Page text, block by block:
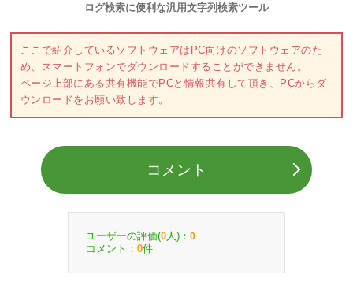
ログ検索に便利な汎用文字列検索ツール
ここで紹介しているソフトウェアはPC向けのソフトウェアのた
め、スマートフォンでダウンロードすることができません。
ページ上部にある共有機能でPCと情報共有して頂き、PCからダ
ウンロードをお願い致します。
コメント
ユーザーの評価(0 人)： 0
コメント： 0件